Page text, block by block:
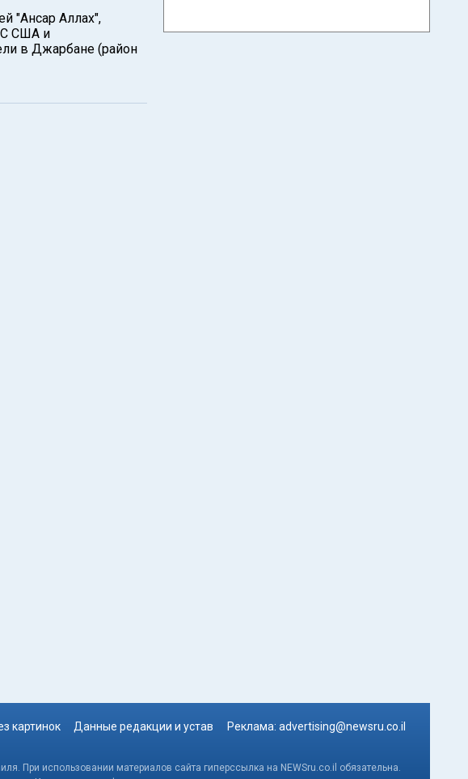
"Ансар Аллах",
США и
в Джарбане (район
картинок Данные редакции и устав Реклама: advertising@newsru.co.il
При использовании материалов сайта гиперссылка на NEWSru.co.il обязательна.